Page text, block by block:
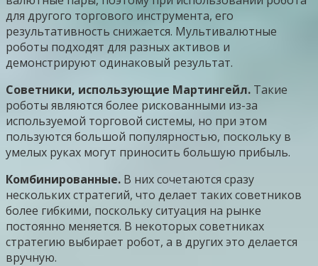
для другого торгового инструмента, его
результативность снижается. Мультивалютные
роботы подходят для разных активов и
демонстрируют одинаковый результат.
Советники, использующие Мартингейл. Такие
роботы являются более рискованными из-за
используемой торговой системы, но при этом
пользуются большой популярностью, поскольку в
умелых руках могут приносить большую прибыль.
Комбинированные. В них сочетаются сразу
нескольких стратегий, что делает таких советников
более гибкими, поскольку ситуация на рынке
постоянно меняется. В некоторых советниках
стратегию выбирает робот, а в других это делается
вручную.